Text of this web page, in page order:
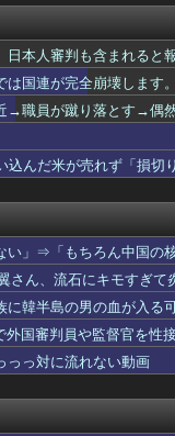
周囲で見守っていた観...
ｗｗｗｗｗｗｗｗｗｗ...
に苦言「面識のない方
3党合流で浮上できるの
いて良いをやってるの...
Pickup08083...
国心を煽った結果、...
･評...
の新型特急が凄そう
バスローブ姿でタバコ
始まる！」→ 観衆のマジ...
ん中国の核も非難する
弾道ミサイル攻撃から
たｗｗｗｗｗｗｗｗｗｗ
秘密をバレて震える・・
本人審判も含まれると
国連が完全崩壊します
→職員が蹴り落とす→偶
んだ米が売れず「損切
い」⇒「もちろん中国の
さん、流石にキモすぎて
韓半島の男の血が入る
国審判員や監督官を性
っっ対に流れない動画